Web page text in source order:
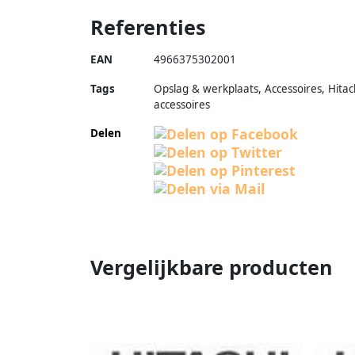
Referenties
EAN 4966375302001
Tags
Opslag & werkplaats, Accessoires,
accessoires
Delen
Vergelijkbare producten